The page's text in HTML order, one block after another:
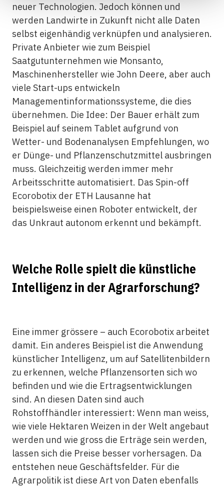
neuer Technologien. Jedoch können und
werden Landwirte in Zukunft nicht alle Daten
selbst eigenhändig verknüpfen und analysieren.
Private Anbieter wie zum Beispiel
Saatgutunternehmen wie Monsanto,
Maschinenhersteller wie John Deere, aber auch
viele Start-ups entwickeln
Managementinformationssysteme, die dies
übernehmen. Die Idee: Der Bauer erhält zum
Beispiel auf seinem Tablet aufgrund von
Wetter- und Bodenanalysen Empfehlungen, wo
er Dünge- und Pflanzenschutzmittel ausbringen
muss. Gleichzeitig werden immer mehr
Arbeitsschritte automatisiert. Das Spin-off
Ecorobotix der ETH Lausanne hat
beispielsweise einen Roboter entwickelt, der
das Unkraut autonom erkennt und bekämpft.
Welche Rolle spielt die künstliche
Intelligenz in der Agrarforschung?
Eine immer grössere – auch Ecorobotix arbeitet
damit. Ein anderes Beispiel ist die Anwendung
künstlicher Intelligenz, um auf Satellitenbildern
zu erkennen, welche Pflanzensorten sich wo
befinden und wie die Ertragsentwicklungen
sind. An diesen Daten sind auch
Rohstoffhändler interessiert: Wenn man weiss,
wie viele Hektaren Weizen in der Welt angebaut
werden und wie gross die Erträge sein werden,
lassen sich die Preise besser vorhersagen. Da
entstehen neue Geschäftsfelder. Für die
Agrarpolitik ist diese Art von Daten ebenfalls